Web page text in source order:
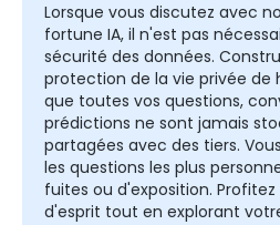
Lorsque vous discutez avec
fortune IA, il n'est pas
sécurité des données.
protection de la vie privée de
que toutes vos questions,
prédictions ne sont jamais
partagées avec des tiers.
les questions les plus
fuites ou d'exposition.
d'esprit tout en explorant